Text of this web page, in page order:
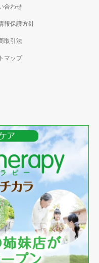
合わせ
報保護方針
取引法
マップ